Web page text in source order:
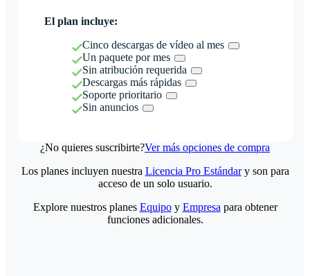
El plan incluye:
Cinco descargas de vídeo al mes
Un paquete por mes
Sin atribución requerida
Descargas más rápidas
Soporte prioritario
Sin anuncios
¿No quieres suscribirte?Ver más opciones de compra
Los planes incluyen nuestra Licencia Pro Estándary son para
acceso de un solo usuario.
Explore nuestros planes Equipoy Empresa para obtener
funciones adicionales.